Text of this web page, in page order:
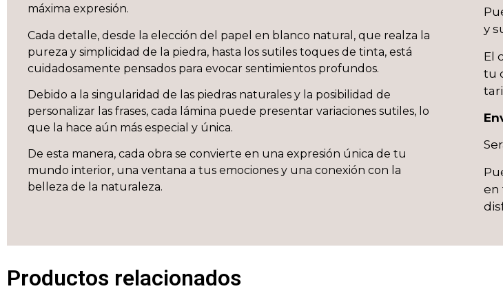
máxima expresión.
Cada detalle, desde la elección del papel en blanco natural, que realza la
pureza y simplicidad de la piedra, hasta los sutiles toques de tinta, está
cuidadosamente pensados para evocar sentimientos profundos.
Debido a la singularidad de las piedras naturales y la posibilidad de
personalizar las frases, cada lámina puede presentar variaciones sutiles, lo
que la hace aún más especial y única.
De esta manera, cada obra se convierte en una expresión única de tu
mundo interior, una ventana a tus emociones y una conexión con la
belleza de la naturaleza.
y
El
tu
en
Productos relacionados